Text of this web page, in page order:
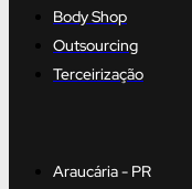
Body Shop
Outsourcing
Terceirização
Araucária - PR